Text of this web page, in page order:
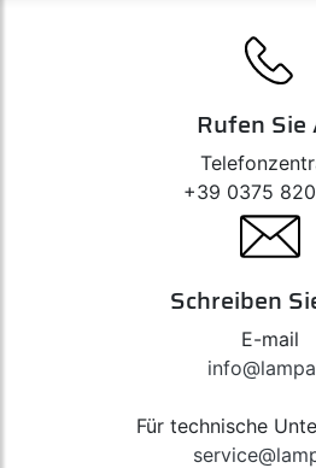
Rufen Sie
+39 0375
Schreiben
E-mail
Für technische